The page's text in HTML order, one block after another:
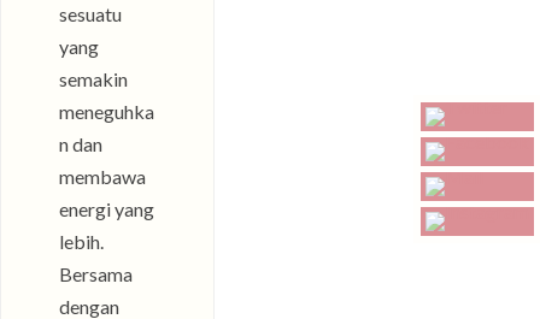
sesuatu
yang
semakin
meneguhka
n dan
membawa
energi yang
lebih.
Bersama
dengan